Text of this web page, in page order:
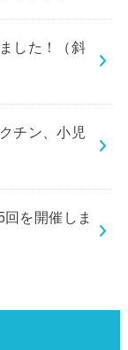
した！（斜
チン、小児
を開催しま